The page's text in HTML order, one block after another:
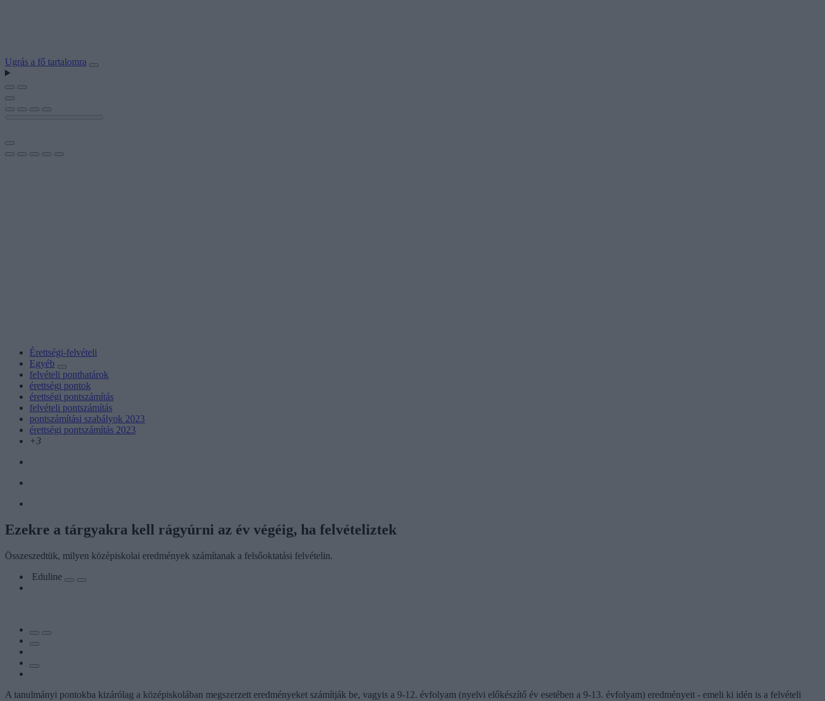
Ugrás a fő tartalomra
Érettségi-felvételi
Egyéb
felvételi ponthatárok
érettségi pontok
érettségi pontszámítás
felvételi pontszámítás
pontszámítási szabályok 2023
érettségi pontszámítás 2023
+3
Ezekre a tárgyakra kell rágyúrni az év végéig, ha felvételiztek
Összeszedtük, milyen középiskolai eredmények számítanak a felsőoktatási felvételin.
Eduline
A tanulmányi pontokba kizárólag a középiskolában megszerzett eredményeket számítják be, vagyis a 9-12. évfolyam (nyelvi előkészítő év esetében a 9-13. évfolyam) eredményeit - emeli ki idén is a felvételi